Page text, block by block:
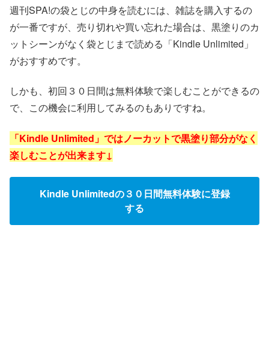
週刊SPA!の袋とじの中身を読むには、雑誌を購入するの
が一番ですが、売り切れや買い忘れた場合は、黒塗りのカ
ットシーンがなく袋とじまで読める「Kindle Unlimited」
がおすすめです。
しかも、初回３０日間は無料体験で楽しむことができるの
で、この機会に利用してみるのもありですね。
「Kindle Unlimited」ではノーカットで黒塗り部分がなく
楽しむことが出来ます↓
Kindle Unlimitedの３０日間無料体験に登録
する